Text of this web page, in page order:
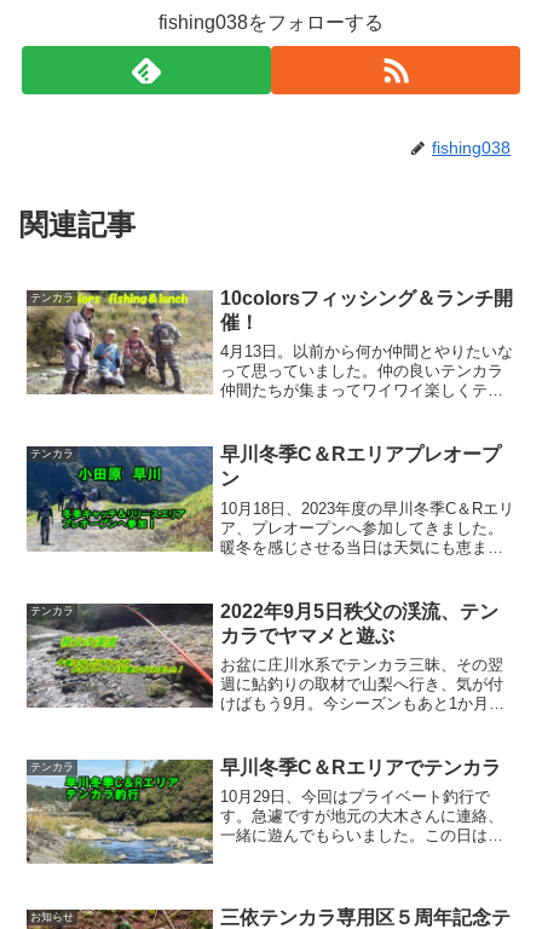
fishing038をフォローする
fishing038
関連記事
テンカラ
10colorsフィッシング＆ランチ開
催！
4月13日。以前から何か仲間とやりたいな
って思っていました。仲の良いテンカラ
仲間たちが集まってワイワイ楽しくテン
ことで、お試しで開催しました。その内
もう少し人数が増やせ...
テンカラ
早川冬季C＆Rエリアプレオープ
ン
10月18日、2023年度の早川冬季C＆Rエリ
ア、プレオープンへ参加してきました。
暖冬を感じさせる当日は天気にも恵まれ
ラ釣りなどの各メーカーや関係者が招待
され、朝から豪...
テンカラ
2022年9月5日秩父の渓流、テン
カラでヤマメと遊ぶ
お盆に庄川水系でテンカラ三昧、その翌
週に鮎釣りの取材で山梨へ行き、気が付
けばもう9月。今シーズンもあと1か月し
メの顔も見たい、そこで少ない時間でも
釣りをしようと秩...
テンカラ 早川冬季C＆Rエリアでテンカラ
10月29日、今回はプライベート釣行で
す。急遽ですが地元の大木さんに連絡、
一緒に遊んでもらいました。この日は朝
プライベート釣行、気...
お知らせ
三依テンカラ専用区５周年記念テ